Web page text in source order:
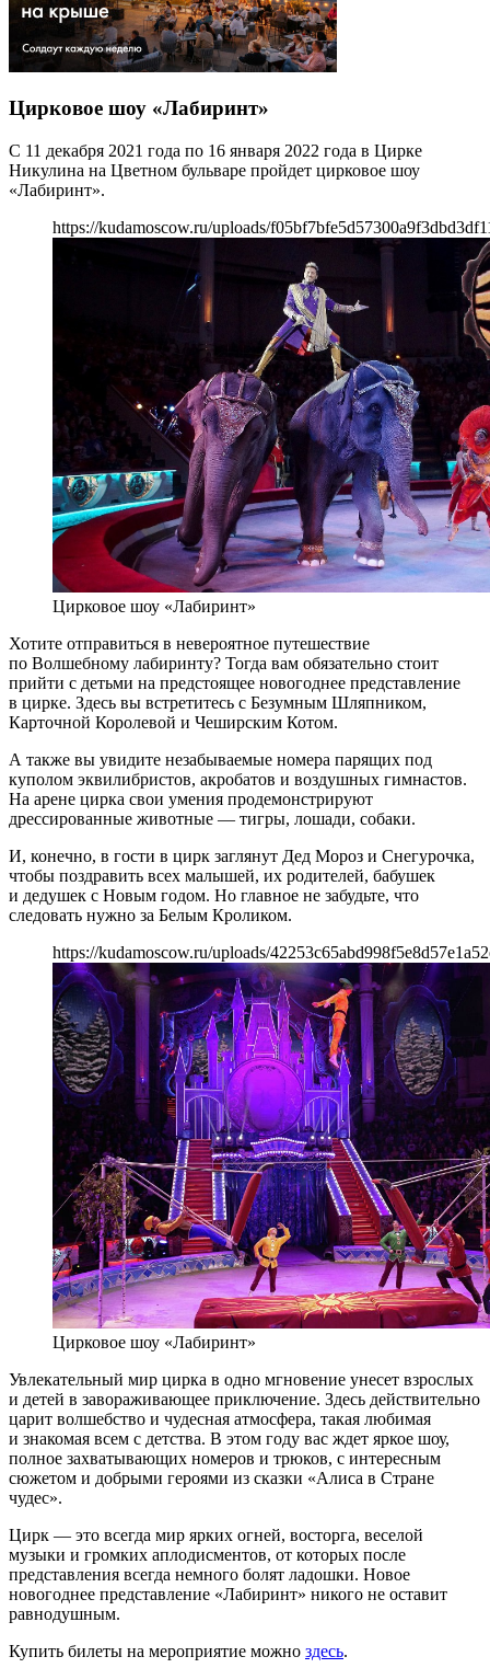
Цирковое шоу «Лабиринт»
С 11 декабря 2021 года по 16 января 2022 года в Цирке
Никулина на Цветном бульваре пройдет цирковое шоу
«Лабиринт».
https://kudamoscow.ru/uploads/
Цирковое шоу «Лабиринт»
Хотите отправиться в невероятное путешествие
по Волшебному лабиринту? Тогда вам обязательно стоит
прийти с детьми на предстоящее новогоднее представление
в цирке. Здесь вы встретитесь с Безумным Шляпником,
Карточной Королевой и Чеширским Котом.
А также вы увидите незабываемые номера парящих под
куполом эквилибристов, акробатов и воздушных гимнастов.
На арене цирка свои умения продемонстрируют
дрессированные животные — тигры, лошади, собаки.
И, конечно, в гости в цирк заглянут Дед Мороз и Снегурочка,
чтобы поздравить всех малышей, их родителей, бабушек
и дедушек с Новым годом. Но главное не забудьте, что
следовать нужно за Белым Кроликом.
https://kudamoscow.ru/uploads/
Цирковое шоу «Лабиринт»
Увлекательный мир цирка в одно мгновение унесет взрослых
и детей в завораживающее приключение. Здесь действительно
царит волшебство и чудесная атмосфера, такая любимая
и знакомая всем с детства. В этом году вас ждет яркое шоу,
полное захватывающих номеров и трюков, с интересным
сюжетом и добрыми героями из сказки «Алиса в Стране
чудес».
Цирк — это всегда мир ярких огней, восторга, веселой
музыки и громких аплодисментов, от которых после
представления всегда немного болят ладошки. Новое
новогоднее представление «Лабиринт» никого не оставит
равнодушным.
Купить билеты на мероприятие можно здесь.